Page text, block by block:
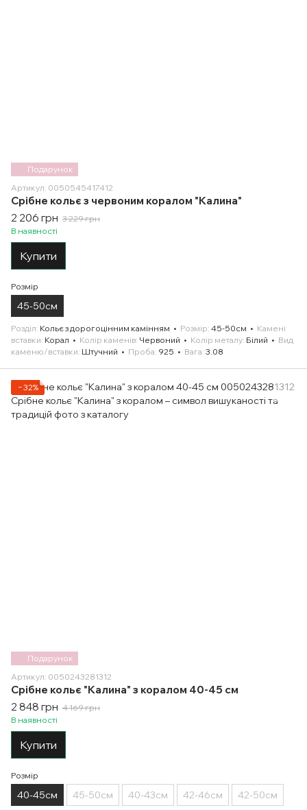
Подарунок
Артикул: 0050545417412
Срібне кольє з червоним коралом "Калина"
2 206 грн 3 229 грн
В наявності
Купити
Розмір
45-50см
Розділ Кольє з дорогоцінним камінням Розмір 45-50см
Камені
вставки Корал Колір каменів Червоний Колір металу Білий
Вид
каменю/вставки Штучний Проба 925 Вага 3.08
Подарунок
−32%
Артикул: 0050243281312
Срібне кольє "Калина" з коралом 40-45 см
2 848 грн 4 169 грн
В наявності
Купити
Розмір
40-45см 45-50см 40-43см 42-46см 42-50см